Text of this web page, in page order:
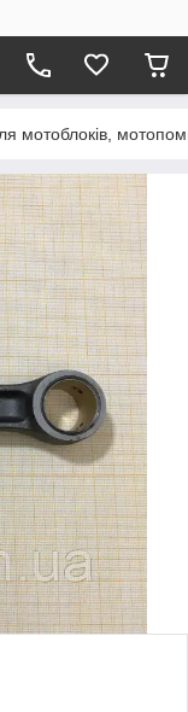
мотоблоків,